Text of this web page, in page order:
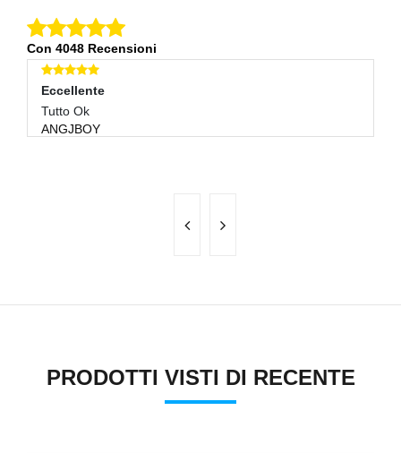
Con 4048 Recensioni
Eccellente
Tutto Ok
ANGJBOY
PRODOTTI VISTI DI RECENTE